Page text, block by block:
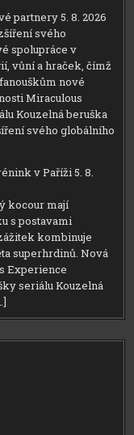
partnery 5. 8. 2026
svého
spolupráce v
vůní a hraček, čímž
nové
Miraculous
Kouzelná beruška
svého globálního
v Paříži 5. 8.
kocour mají
s postavami
kombinuje
superhrdinů. Nová
Experience
seriálu Kouzelná